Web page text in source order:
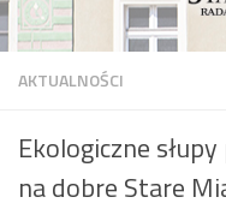
Osiedle
Mapa osiedla
Dzielnicowi Starego
Urzędy
AKTUALNOŚCI
Ekologiczne
na dobre Stare